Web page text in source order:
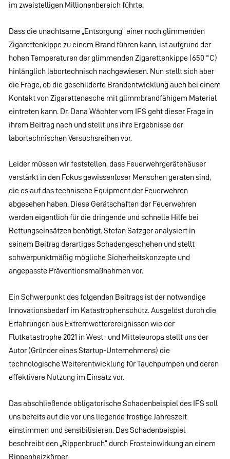
im zweistelligen Millionenbereich führte.
Dass die unachtsame „Entsorgung“ einer noch glimmenden
Zigarettenkippe zu einem Brand führen kann, ist aufgrund der
hohen Temperaturen der glimmenden Zigarettenkippe (650 °C)
hinlänglich labortechnisch nachgewiesen. Nun stellt sich aber
die Frage, ob die geschilderte Brandentwicklung auch bei einem
Kontakt von Zigarettenasche mit glimmbrandfähigem Material
eintreten kann. Dr. Dana Wächter vom IFS geht dieser Frage in
ihrem Beitrag nach und stellt uns ihre Ergebnisse der
labortechnischen Versuchsreihen vor.
Leider müssen wir feststellen, dass Feuerwehrgerätehäuser
verstärkt in den Fokus gewissenloser Menschen geraten sind,
die es auf das technische Equipment der Feuerwehren
abgesehen haben. Diese Gerätschaften der Feuerwehren
werden eigentlich für die dringende und schnelle Hilfe bei
Rettungseinsätzen benötigt. Stefan Satzger analysiert in
seinem Beitrag derartiges Schadengeschehen und stellt
schwerpunktmäßig mögliche Sicherheitskonzepte und
angepasste Präventionsmaßnahmen vor.
Ein Schwerpunkt des folgenden Beitrags ist der notwendige
Innovationsbedarf im Katastrophenschutz. Ausgelöst durch die
Erfahrungen aus Extremwetterereignissen wie der
Flutkatastrophe 2021 in West- und Mitteleuropa stellt uns der
Autor (Gründer eines Startup-Unternehmens) die
technologische Weiterentwicklung für Tauchpumpen und deren
effektivere Nutzung im Einsatz vor.
Das abschließende obligatorische Schadenbeispiel des IFS soll
uns bereits auf die vor uns liegende frostige Jahreszeit
einstimmen und sensibilisieren. Das Schadenbeispiel
beschreibt den „Rippenbruch“ durch Frosteinwirkung an einem
Rippenheizkörper.